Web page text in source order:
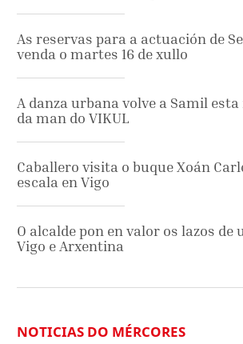
As reservas para a actuación de
venda o martes 16 de xullo
A danza urbana volve a Samil
da man do VIKUL
Caballero visita o buque Xoán
escala en Vigo
O alcalde pon en valor os lazos de
Vigo e Arxentina
NOTICIAS DO MÉRCORES